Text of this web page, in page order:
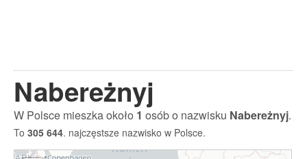
Nabereżnyj
W Polsce mieszka około 1 osób o nazwisku Nabereżnyj.
To 305 644. najczęstsze nazwisko w Polsce.